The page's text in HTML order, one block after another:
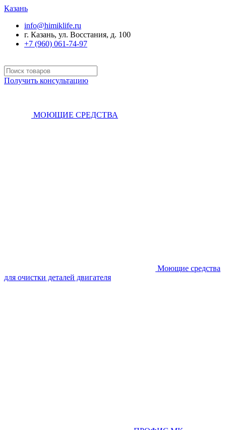
Казань
info@himiklife.ru
г. Казань, ул. Восстания, д. 100
+7 (960) 061-74-97
Получить консультацию
МОЮЩИЕ СРЕДСТВА
Моющие средства
для очистки деталей двигателя